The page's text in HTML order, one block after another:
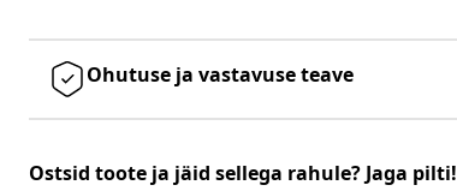
Ohutuse ja vastavuse teave
Ostsid toote ja jäid sellega rahule? Jaga pilti!